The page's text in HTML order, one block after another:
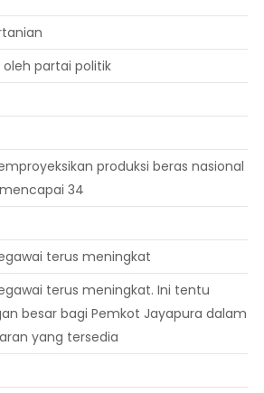
partai politik
produksi beras nasional
34
terus meningkat
terus meningkat. Ini tentu
besar bagi Pemkot Jayapura dalam
yang tersedia